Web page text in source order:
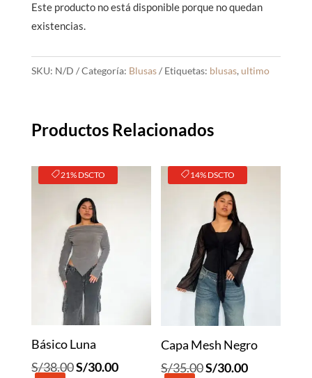
Este producto no está disponible porque no quedan
existencias.
SKU: N/D Categoría: Blusas Etiquetas: blusas, ultimo
Productos Relacionados
21% DSCTO
Básico Luna
S/38.00El
S/30.00El
14% DSCTO
Capa Mesh Negro
S/35.00El
S/30.00El